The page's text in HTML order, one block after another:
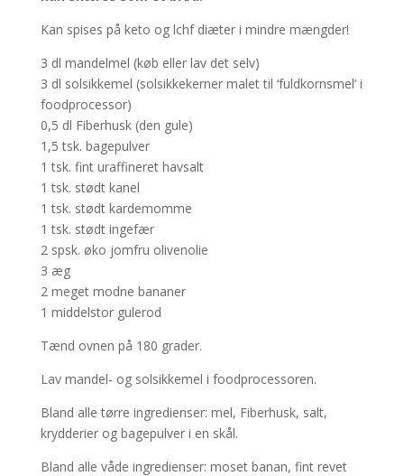
Kan spises på keto og lchf diæter i mindre mængder!
3 dl mandelmel (køb eller lav det selv)
3 dl solsikkemel (solsikkekerner malet til ‘fuldkornsmel’ i
foodprocessor)
0,5 dl Fiberhusk (den gule)
1,5 tsk. bagepulver
1 tsk. fint uraffineret havsalt
1 tsk. stødt kanel
1 tsk. stødt kardemomme
1 tsk. stødt ingefær
2 spsk. øko jomfru olivenolie
3 æg
2 meget modne bananer
1 middelstor gulerod
Tænd ovnen på 180 grader.
Lav mandel- og solsikkemel i foodprocessoren.
Bland alle tørre ingredienser: mel, Fiberhusk, salt,
krydderier og bagepulver i en skål.
Bland alle våde ingredienser: moset banan, fint revet